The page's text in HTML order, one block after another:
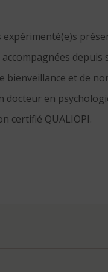
expérimenté(e)s
depuis
bienveillance et de
docteur en
certifié QUALIOPI.